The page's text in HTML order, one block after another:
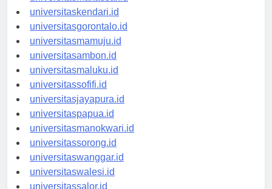
universitasmakassar.id
universitaskendari.id
universitasgorontalo.id
universitasmamuju.id
universitasambon.id
universitasmaluku.id
universitassofifi.id
universitasjayapura.id
universitaspapua.id
universitasmanokwari.id
universitassorong.id
universitaswanggar.id
universitaswalesi.id